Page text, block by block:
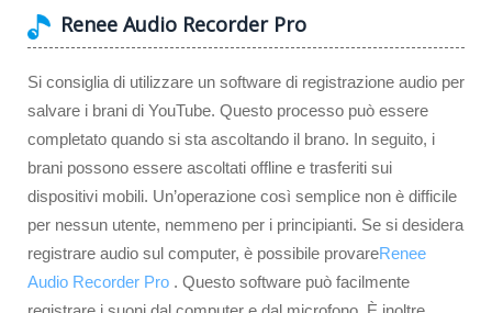
Renee Audio Recorder Pro
Si consiglia di utilizzare un software di registrazione audio per
salvare i brani di YouTube. Questo processo può essere
completato quando si sta ascoltando il brano. In seguito, i
brani possono essere ascoltati offline e trasferiti sui
dispositivi mobili. Un’operazione così semplice non è difficile
per nessun utente, nemmeno per i principianti. Se si desidera
registrare audio sul computer, è possibile provareRenee
Audio Recorder Pro . Questo software può facilmente